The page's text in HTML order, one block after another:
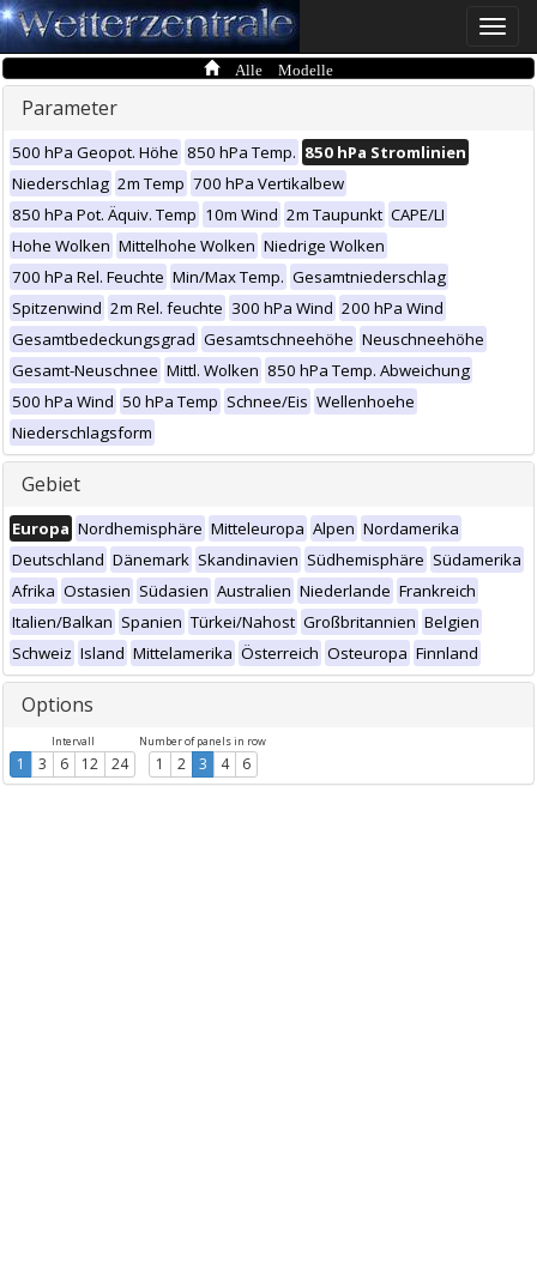
Toggle
Alle Modelle
Parameter
500 hPa Geopot. Höhe 850 hPa Temp. 850 hPa Stromlinien
Niederschlag 2m Temp 700 hPa Vertikalbew
850 hPa Pot. Äquiv. Temp 10m Wind 2m Taupunkt CAPE/LI
Hohe Wolken Mittelhohe Wolken Niedrige Wolken
700 hPa Rel. Feuchte Min/Max Temp. Gesamtniederschlag
Spitzenwind 2m Rel. feuchte 300 hPa Wind 200 hPa Wind
Gesamtbedeckungsgrad Gesamtschneehöhe Neuschneehöhe
Gesamt-Neuschnee Mittl. Wolken 850 hPa Temp. Abweichung
500 hPa Wind 50 hPa Temp Schnee/Eis Wellenhoehe
Niederschlagsform
Gebiet
Europa Nordhemisphäre Mitteleuropa Alpen Nordamerika
Deutschland Dänemark Skandinavien Südhemisphäre Südamerika
Afrika Ostasien Südasien Australien Niederlande Frankreich
Italien/Balkan Spanien Türkei/Nahost Großbritannien Belgien
Schweiz Island Mittelamerika Österreich Osteuropa Finnland
Options
Intervall
1 3 6 12 24
Number of panels in row
1 2 3 4 6